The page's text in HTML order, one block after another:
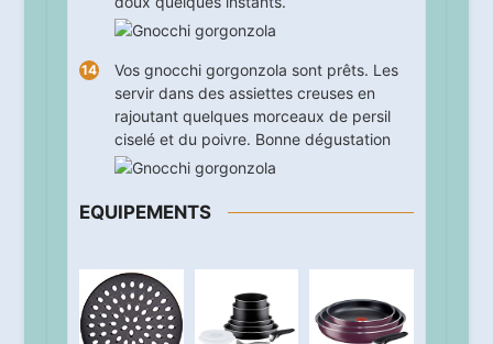
Vos gnocchi gorgonzola sont prêts. Les
servir dans des assiettes creuses en
rajoutant quelques morceaux de persil
ciselé et du poivre. Bonne dégustation
EQUIPEMENTS